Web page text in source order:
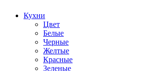
Кухни
Цвет
Белые
Черные
Желтые
Красные
Зеленые